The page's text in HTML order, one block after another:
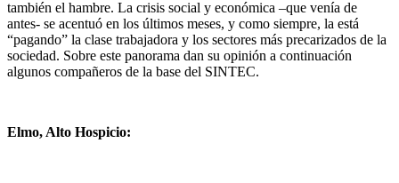
también el hambre. La crisis social y económica –que venía de
antes- se acentuó en los últimos meses, y como siempre, la está
“pagando” la clase trabajadora y los sectores más precarizados de la
sociedad. Sobre este panorama dan su opinión a continuación
algunos compañeros de la base del SINTEC.
Elmo, Alto Hospicio: